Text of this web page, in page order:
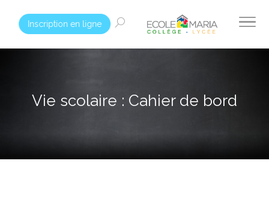
Inscription en ligne
Vie scolaire : Cahier de bord